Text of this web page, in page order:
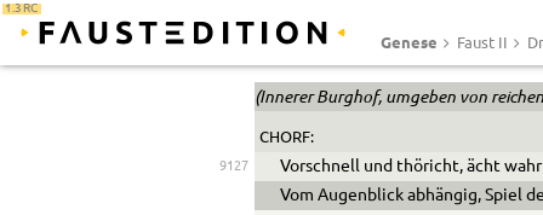
1.3 RC
Genese Faust II
(Innerer Burghof, umgeben von
CHORF:
9127
Vorschnell und thöricht, ächt
Vom Augenblick abhängig, Spiel